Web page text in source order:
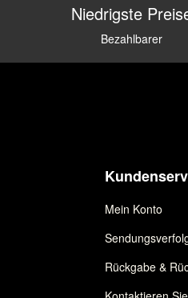
Niedrigste
Bezahlbarer
Mein Konto
Rückgabe &